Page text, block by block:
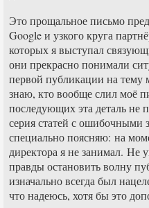
Это прощальное письмо
Google и узкого круга
которых я выступал
они прекрасно понимали
первой публикации на тему
знаю, кто вообще слил моё
последующих эта деталь не
серия статей с ошибочными
специально поясняю: на
директора я не занимал. Не
правды остановить волну
изначально всегда был
что надеюсь, хотя бы это